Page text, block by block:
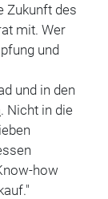
Zukunft des
mit. Wer
und
und in den
. Nicht in die
how